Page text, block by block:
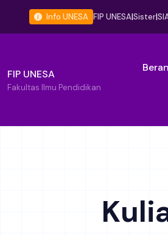
Info UNESA FIP UNESA|Sister|
FIP UNESA
Fakultas Ilmu Pendidikan